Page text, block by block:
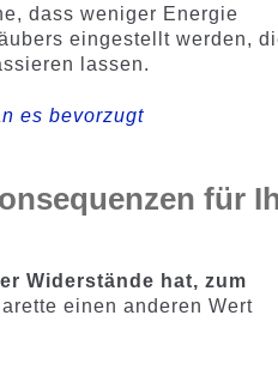
dass weniger Energie
eingestellt werden,
lassen.
es bevorzugt
für
Widerstände hat, zum
einen anderen Wert